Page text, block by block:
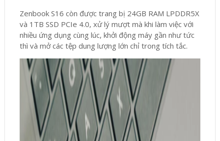
Zenbook S16 còn được trang bị 24GB RAM LPDDR5X
và 1TB SSD PCIe 4.0, xử lý mượt mà khi làm việc với
nhiều ứng dụng cùng lúc, khởi động máy gần như tức
thì và mở các tệp dung lượng lớn chỉ trong tích tắc.